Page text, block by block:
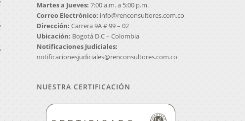
Martes a Jueves:7:00 a.m. a 5:00 p.m.
Correo Electrónico: info@renconsultores.com.co
Dirección:Carrera 9A # 99 – 02
Ubicación: Bogotá D.C – Colombia
Notificaciones Judiciales:
notificacionesjudiciales@renconsultores.com.co
NUESTRA CERTIFICACIÓN